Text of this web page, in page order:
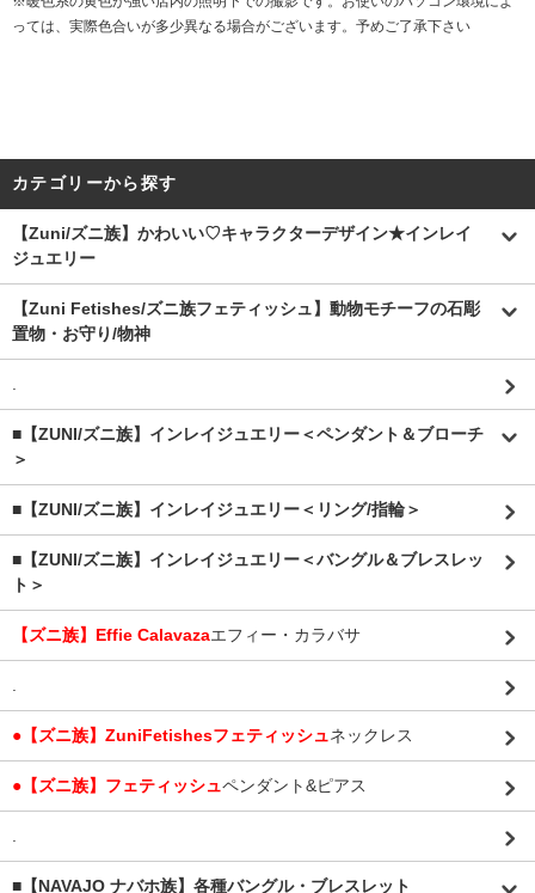
っては、実際色合いが多少異なる場合がございます。予めご了承下さい
カテゴリーから探す
【Zuni/ズニ族】かわいい♡キャラクターデザイン★インレイ
ジュエリー
【Zuni Fetishes/ズニ族フェティッシュ】動物モチーフの石彫
置物・お守り/物神
.
■【ZUNI/ズニ族】インレイジュエリー＜ペンダント＆ブローチ
＞
■【ZUNI/ズニ族】インレイジュエリー＜リング/指輪＞
■【ZUNI/ズニ族】インレイジュエリー＜バングル＆ブレスレッ
ト＞
【ズニ族】Effie Calavazaエフィー・カラバサ
.
●【ズニ族】ZuniFetishesフェティッシュネックレス
●【ズニ族】フェティッシュペンダント&ピアス
.
■【NAVAJO ナバホ族】各種バングル・ブレスレット